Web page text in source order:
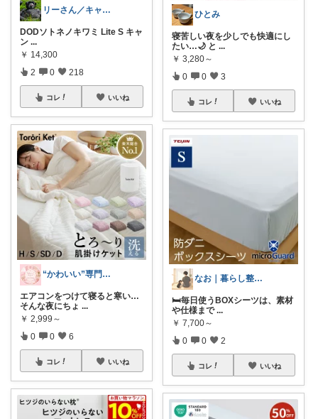
リーさん／キャンプに徹する‼️
DODソトネノキワミ Lite S キャ
ン ...
￥ 14,300
2 0 218
コレ いいね
“かわいい”専門家見習いの部屋
エアコンをつけて寝ると寒い…
そんな夜にちょ ...
￥ 2,999～
0 0 6
コレ いいね
ひとみ
寝苦しい夜を少しでも快適にし
たい…🌙 と ...
￥ 3,280～
0 0 3
コレ いいね
なお｜暮らし整えROOM｜犬もいます🐕
🛏️毎日使うBOXシーツは、素材
や仕様まで ...
￥ 7,700～
0 0 2
コレ いいね